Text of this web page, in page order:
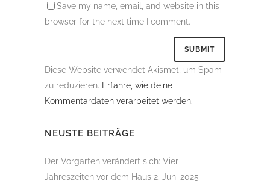
Save my name, email, and website in this
browser for the next time I comment.
Diese Website verwendet Akismet, um Spam
zu reduzieren. Erfahre, wie deine
Kommentardaten verarbeitet werden.
NEUSTE BEITRÄGE
Der Vorgarten verändert sich: Vier
Jahreszeiten vor dem Haus 2. Juni 2025